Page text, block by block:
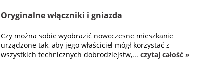
Oryginalne włączniki i gniazda
Czy można sobie wyobrazić nowoczesne mieszkanie
urządzone tak, aby jego właściciel mógł korzystać z
wszystkich technicznych dobrodziejstw,...czytaj całość »